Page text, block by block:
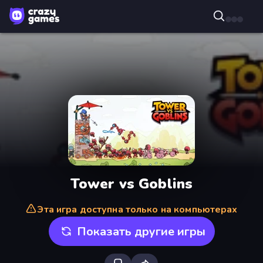
Tower vs Goblins
Эта игра доступна только на компьютерах
Показать другие игры